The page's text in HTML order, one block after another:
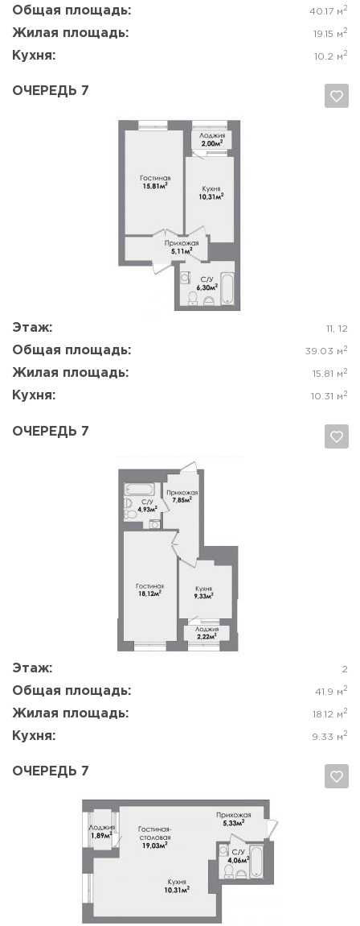
Общая площадь: 40.17 м 2
Жилая площадь: 19.15 м 2
Кухня: 10.2 м 2
ОЧЕРЕДЬ 7
Этаж: 11, 12
Общая площадь: 39.03 м 2
Жилая площадь: 15.81 м 2
Кухня: 10.31 м 2
Да, удалить Отмена
ОЧЕРЕДЬ 7
Этаж: 2
Общая площадь: 41.9 м 2
Жилая площадь: 18.12 м 2
Кухня: 9.33 м 2
Да, удалить Отмена
ОЧЕРЕДЬ 7